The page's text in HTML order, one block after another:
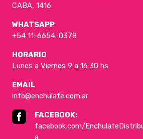
CABA, 1416
WHATSAPP
+54 11-6654-0378
HORARIO
Lunes a Viernes 9 a 16:30 hs
EMAIL
info@enchulate.com.ar
FACEBOOK:
facebook.com/
a